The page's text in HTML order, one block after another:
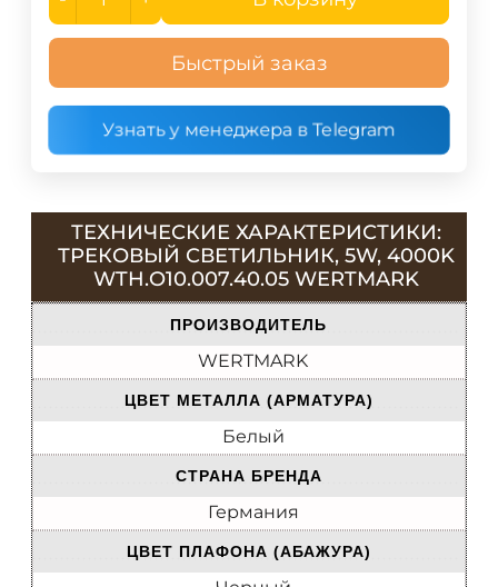
Быстрый заказ
Узнать у менеджера в Telegram
ТЕХНИЧЕСКИЕ ХАРАКТЕРИСТИКИ:
ТРЕКОВЫЙ СВЕТИЛЬНИК, 5W, 4000K
WTH.O10.007.40.05 WERTMARK
ПРОИЗВОДИТЕЛЬ
WERTMARK
ЦВЕТ МЕТАЛЛА (АРМАТУРА)
Белый
СТРАНА БРЕНДА
Германия
ЦВЕТ ПЛАФОНА (АБАЖУРА)